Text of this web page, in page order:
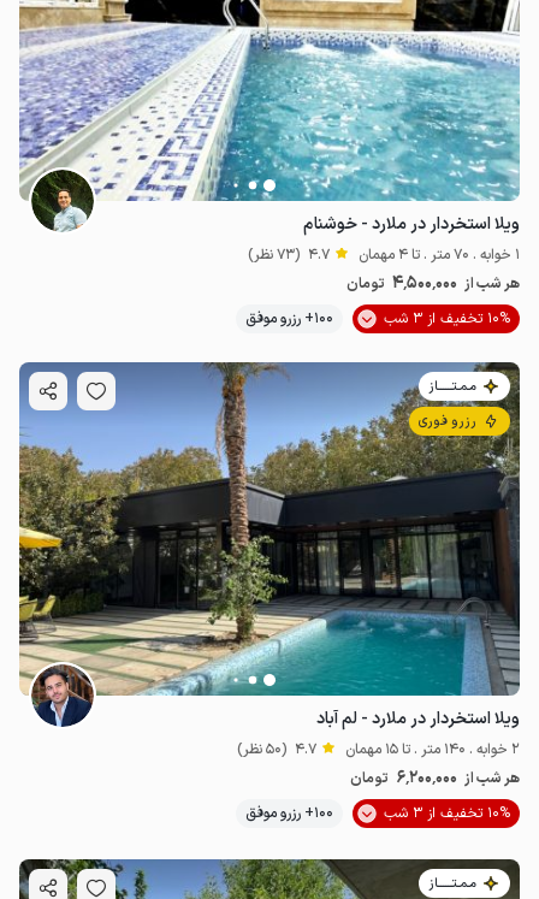
ویلا استخردار در ملارد - خوشنام
1 خوابه . 70 متر . تا 4 مهمان 4.7 (73 نظر)
هر شب از 4٬500٬000 تومان
10% تخفیف از 3 شب
100+ رزرو موفق
مـمـتــــــاز
رزرو فوری
ویلا استخردار در ملارد - لم آباد
2 خوابه . 140 متر . تا 15 مهمان 4.7 (50 نظر)
هر شب از 6٬200٬000 تومان
10% تخفیف از 3 شب
100+ رزرو موفق
مـمـتــــــاز